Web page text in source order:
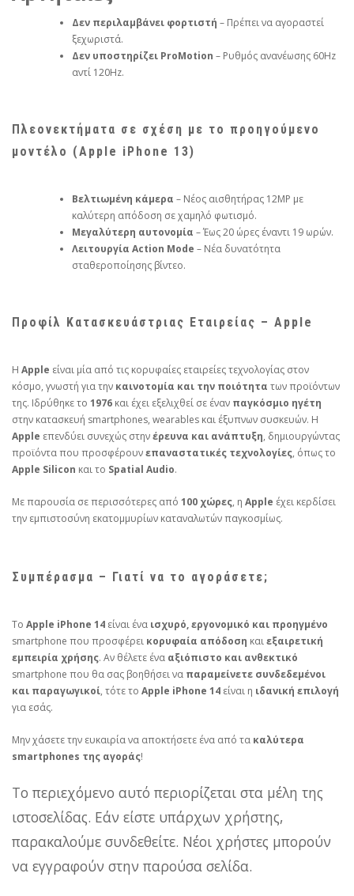
Δεν περιλαμβάνει φορτιστή – Πρέπει να αγοραστεί
ξεχωριστά.
Δεν υποστηρίζει ProMotion – Ρυθμός ανανέωσης 60Hz
αντί 120Hz.
Πλεονεκτήματα σε σχέση με το προηγούμενο
μοντέλο (Apple iPhone 13)
Βελτιωμένη κάμερα – Νέος αισθητήρας 12MP με
καλύτερη απόδοση σε χαμηλό φωτισμό.
Μεγαλύτερη αυτονομία – Έως 20 ώρες έναντι 19 ωρών.
Λειτουργία Action Mode – Νέα δυνατότητα
σταθεροποίησης βίντεο.
Προφίλ Κατασκευάστριας Εταιρείας – Apple
Η Apple είναι μία από τις κορυφαίες εταιρείες τεχνολογίας στον
κόσμο, γνωστή για την καινοτομία και την ποιότητα των προϊόντων
της. Ιδρύθηκε το 1976 και έχει εξελιχθεί σε έναν παγκόσμιο ηγέτη
στην κατασκευή smartphones, wearables και έξυπνων συσκευών. Η
Apple επενδύει συνεχώς στηνέρευνα και ανάπτυξη, δημιουργώντας
προϊόντα που προσφέρουνεπαναστατικές τεχνολογίες, όπως το
Apple Silicon και το Spatial Audio.
Με παρουσία σε περισσότερες από 100 χώρες, η Apple έχει κερδίσει
την εμπιστοσύνη εκατομμυρίων καταναλωτών παγκοσμίως.
Συμπέρασμα – Γιατί να το αγοράσετε;
Το Apple iPhone 14 είναι ένα ισχυρό, εργονομικό και προηγμένο
smartphone που προσφέρει κορυφαία απόδοση καιεξαιρετική
εμπειρία χρήσης. Αν θέλετε ένα αξιόπιστο και ανθεκτικό
smartphone που θα σας βοηθήσει να παραμείνετε συνδεδεμένοι
και παραγωγικοί, τότε το Apple iPhone 14 είναι η ιδανική επιλογή
για εσάς.
Μην χάσετε την ευκαιρία να αποκτήσετε ένα από τα καλύτερα
smartphones της αγοράς!
Το περιεχόμενο αυτό περιορίζεται στα μέλη της
ιστοσελίδας. Εάν είστε υπάρχων χρήστης,
παρακαλούμε συνδεθείτε. Νέοι χρήστες μπορούν
να εγγραφούν στην παρούσα σελίδα.